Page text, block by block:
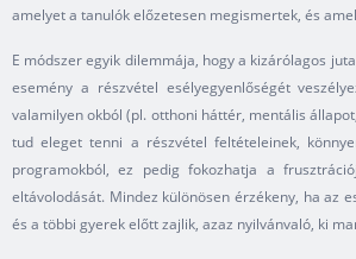
amelyet a tanulók előzetesen megismertek, és
E módszer egyik dilemmája, hogy a kizárólagos
esemény a részvétel esélyegyenlőségét
valamilyen okból (pl. otthoni háttér, mentális
tud eleget tenni a részvétel feltételeinek,
programokból, ez pedig fokozhatja a
eltávolodását. Mindez különösen érzékeny, ha az
és a többi gyerek előtt zajlik, azaz nyilvánvaló, ki